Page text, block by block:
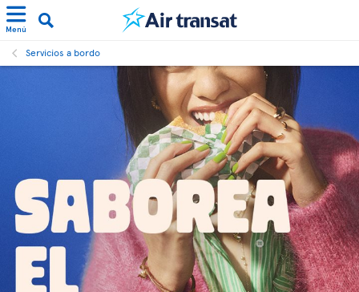
Menú
Servicios a bordo